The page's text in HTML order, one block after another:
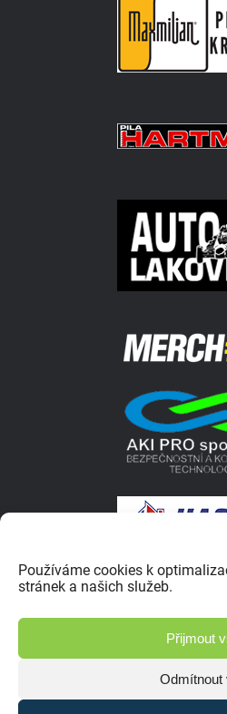
Používáme cookies k
stránek a našich služeb.
Přijmout
Odmítnout
© 2026 Autokrosar.cz ISSN